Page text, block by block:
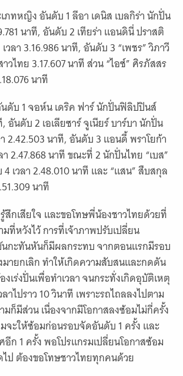
ภทหญิง อันดับ 1 ลีอา เดนิส เบลกิร่า นักปั่น
นาที, อันดับ 2 เทียร่า แอนดินี่ ปราสติ
วลา 3.16.986 นาที, อันดับ 3 “เพชร” วิภาวี
วไทย 3.17.607 นาที ส่วน “ไอซ์” ศิรภัสสร
นาที
ดับ 1 จอห์น เดริค ฟาร์ นักปั่นฟิลิปปินส์
, อันดับ 2 เอเลียซาร์ จูเนียร์ บาร์บา นักปั่น
2.42.503 นาที, อันดับ 3 แอนดี้ พราโยก้า
า 2.47.868 นาที ขณะที่ 2 นักปั่นไทย “เบส”
เวลา 2.48.010 นาที และ “แสน” สืบสกุล
นาที
สึกเสียใจ และขอโทษพี่น้องชาวไทยด้วยที่
ที่หวังไว้ การที่เจ้าภาพปรับเปลี่ยน
นกะทันหันก็มีผลกระทบ จากตอนแรกมีรอบ
ายกเลิก ทำให้เกิดความสับสนและกดดัน
เร่งปั่นเพื่อทำเวลา จนกระทั่งเกิดอุบัติเหตุ
าไปราว 10 วินาที เพราะรถไถลลงไปตาม
ก็มีส่วน เนื่องจากมีโอกาสลงซ้อมไม่กี่ครั้ง
จะให้ซ้อมก่อนรอบจัดอันดับ 1 ครั้ง และ
ก 1 ครั้ง พอโปรแกรมเปลี่ยนโอกาสซ้อม
ป ต้องขอโทษชาวไทยทุกคนด้วย